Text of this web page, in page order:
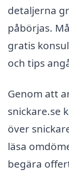
detaljerna
påbörjas.
gratis
och tips
Genom att
snickare.se
över
läsa
begära